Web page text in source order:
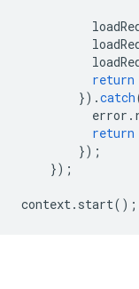
return
}).catch
error .
return
});
});
context. start();